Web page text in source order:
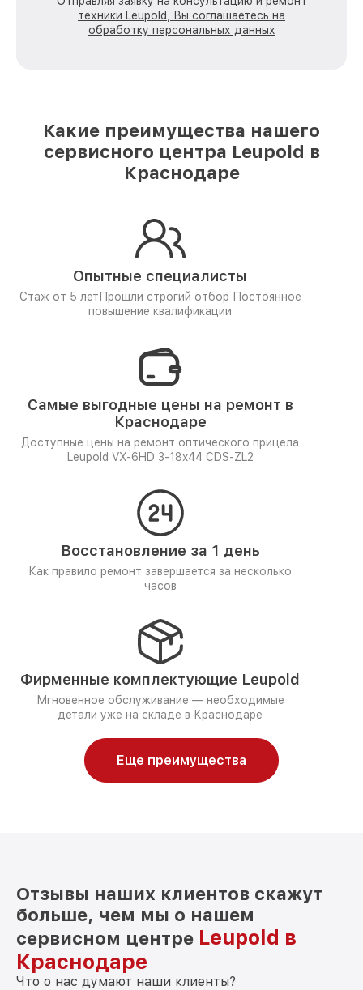
техники Leupold, Вы соглашаетесь на
обработку персональных данных
Какие преимущества нашего
сервисного центра Leupold в
Краснодаре
Опытные специалисты
Стаж от 5 лет Прошли строгий отбор Постоянное
повышение квалификации
Самые выгодные цены на ремонт в
Краснодаре
Доступные цены на ремонт оптического прицела
Leupold VX-6HD 3-18x44 CDS-ZL2
Восстановление за 1 день
Как правило ремонт завершается за несколько
часов
Фирменные комплектующие Leupold
Мгновенное обслуживание — необходимые
детали уже на складе в Краснодаре
Еще преимущества
Отзывы наших клиентов скажут
больше, чем мы о нашем
сервисном центре Leupold в
Краснодаре
Что о нас думают наши клиенты?